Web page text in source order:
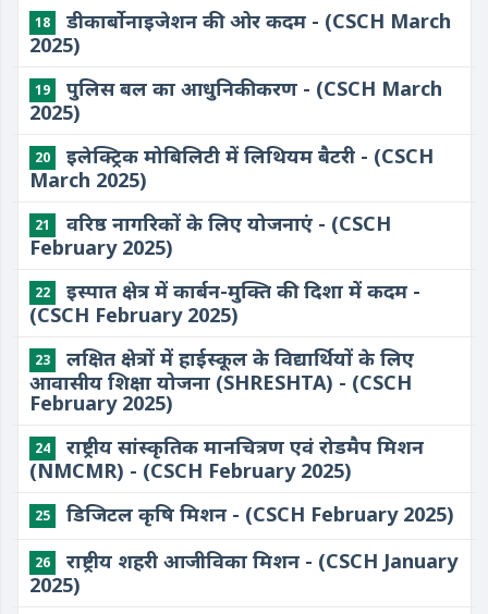
18
डीकार्बोनाइजेशन की ओर कदम - (CSCH March
2025)
19
पुलिस बल का आधुनिकीकरण - (CSCH March
2025)
20
इलेक्ट्रिक मोबिलिटी में लिथियम बैटरी - (CSCH
March 2025)
21
वरिष्ठ नागरिकों के लिए योजनाएं - (CSCH
February 2025)
22
इस्पात क्षेत्र में कार्बन-मुक्ति की दिशा में कदम -
(CSCH February 2025)
23
लक्षित क्षेत्रों में हाईस्कूल के विद्यार्थियों के लिए
आवासीय शिक्षा योजना (SHRESHTA) - (CSCH
February 2025)
24
राष्ट्रीय सांस्कृतिक मानचित्रण एवं रोडमैप मिशन
(NMCMR) - (CSCH February 2025)
25 डिजिटल कृषि मिशन - (CSCH February 2025)
26
राष्ट्रीय शहरी आजीविका मिशन - (CSCH January
2025)